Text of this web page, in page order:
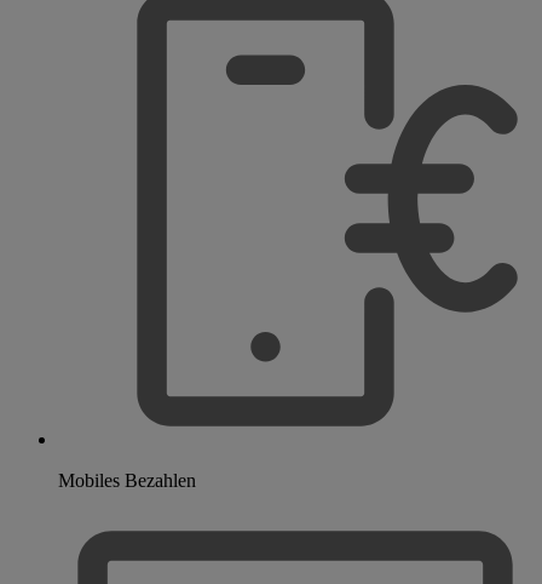
Mobiles Bezahlen